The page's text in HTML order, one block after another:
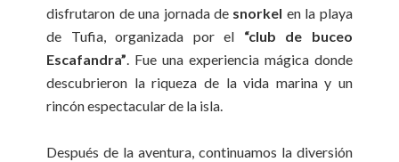
disfrutaron de una jornada de snorkel en la playa
de Tufia, organizada por el “club de buceo
Escafandra”. Fue una experiencia mágica donde
descubrieron la riqueza de la vida marina y un
rincón espectacular de la isla.
Después de la aventura, continuamos la diversión